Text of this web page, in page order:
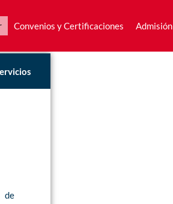
Convenios y Certificaciones Admisión
Convenios y Certificaciones Admisión
de